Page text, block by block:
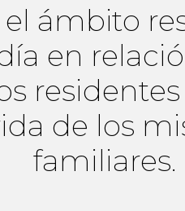
ámbito
en
de los
familiares.